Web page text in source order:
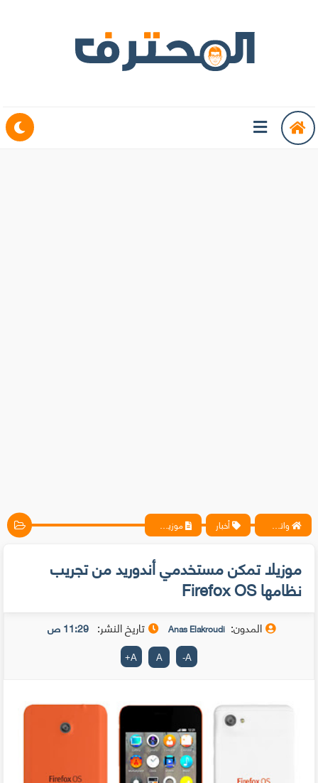
واتس آب ، فيسبوك ، أنترنت ، شروحات تقنية حصرية - المحترف أخبار موزيلا تمكن مستخدمي أندوريد من تجريب نظامها Firefox OS
موزيلا تمكن مستخدمي أندوريد من تجريب
نظامها Firefox OS
المدون: Anas Elakroudi تاريخ النشر: 11:29 ص
A
-
A
A
+